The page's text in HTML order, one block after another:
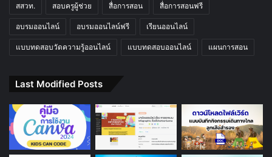
สสวท. สอบครูผู้ช่วย สื่อการสอน สื่อการสอนฟรี
อบรมออนไลน์ อบรมออนไลน์ฟรี เรียนออนไลน์
แบบทดสอบวัดความรู้ออนไลน์ แบบทดสอบออนไลน์ แผนการสอน
Last Modified Posts